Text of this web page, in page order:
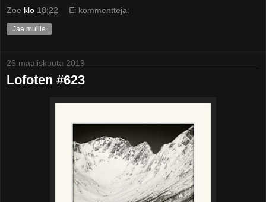
Zoe klo 18:22 Ei kommentteja:
Jaa muille
26 maaliskuuta 2019
Lofoten #623